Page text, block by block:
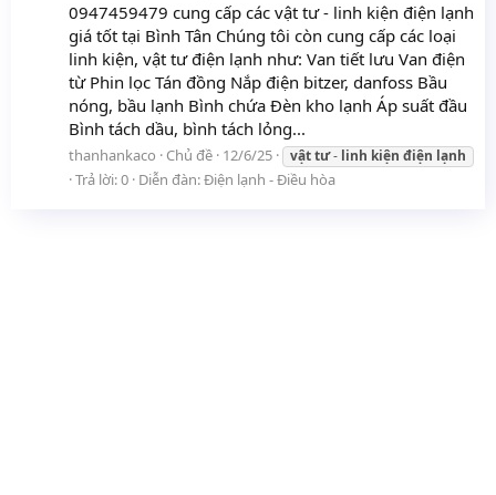
0947459479 cung cấp các vật tư - linh kiện điện lạnh
giá tốt tại Bình Tân Chúng tôi còn cung cấp các loại
linh kiện, vật tư điện lạnh như: Van tiết lưu Van điện
từ Phin lọc Tán đồng Nắp điện bitzer, danfoss Bầu
nóng, bầu lạnh Bình chứa Đèn kho lạnh Áp suất đầu
Bình tách dầu, bình tách lỏng...
thanhankaco Chủ đề 12/6/25 vậttư- linh kiện điện lạnh
Trả lời: 0 Diễn đàn:Điện lạnh - Điều hòa